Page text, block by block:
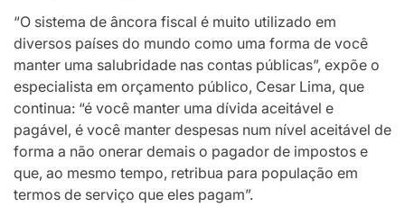
“O sistema de âncora fiscal é muito utilizado em
diversos países do mundo como uma forma de você
manter uma salubridade nas contas públicas”, expõe o
especialista em orçamento público, Cesar Lima, que
continua: “é você manter uma dívida aceitável e
pagável, é você manter despesas num nível aceitável de
forma a não onerar demais o pagador de impostos e
que, ao mesmo tempo, retribua para população em
termos de serviço que eles pagam”.